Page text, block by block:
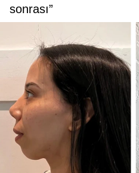
sonrası”